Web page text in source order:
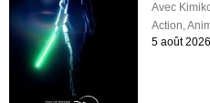
Avec
Action,
5 août